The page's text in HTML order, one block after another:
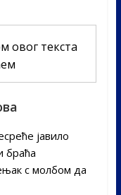
овог текста
јавило
браћа
с молбом да